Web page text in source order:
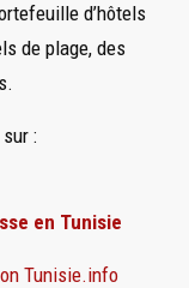
d’hôtels
de plage, des
:
en Tunisie
Tunisie.info